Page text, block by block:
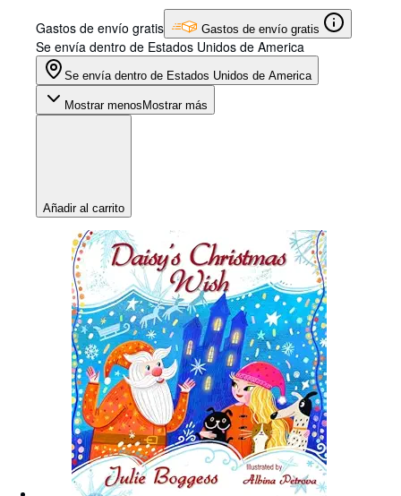
Gastos de envío gratis Gastos de envío gratis
Se envía dentro de Estados Unidos de America
Se envía dentro de Estados Unidos de America
Mostrar menos Mostrar más
Añadir al carrito